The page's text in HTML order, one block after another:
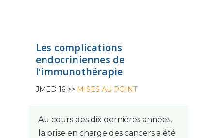
Les complications
endocriniennes de
l’immunothérapie
JMED 16 >> MISES AU POINT
Au cours des dix dernières années,
la prise en charge des cancers a été